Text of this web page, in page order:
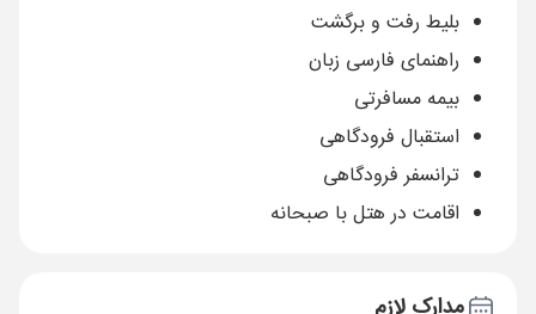
بلیط رفت و برگشت
راهنمای فارسی زبان
بیمه مسافرتی
استقبال فرودگاهی
ترانسفر فرودگاهی
اقامت در هتل با صبحانه